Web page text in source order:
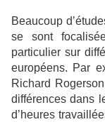
Beaucoup
se sont
particulier sur
européens. Par
Richard
différences dans
d’heures